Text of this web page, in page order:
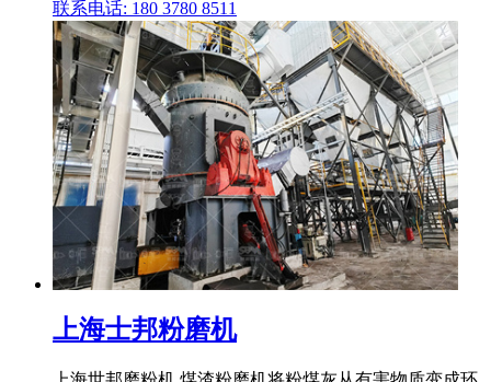
联系电话: 180 3780 8511
上海士邦粉磨机